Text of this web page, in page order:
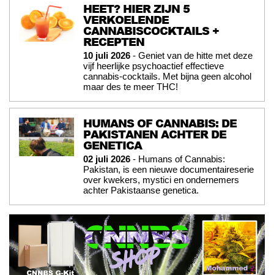
HEET? HIER ZIJN 5
VERKOELENDE
CANNABISCOCKTAILS +
RECEPTEN
10 juli 2026 - Geniet van de hitte met deze
vijf heerlijke psychoactief effectieve
cannabis-cocktails. Met bijna geen alcohol
maar des te meer THC!
HUMANS OF CANNABIS: DE
PAKISTANEN ACHTER DE
GENETICA
02 juli 2026 - Humans of Cannabis:
Pakistan, is een nieuwe documentaireserie
over kwekers, mystici en ondernemers
achter Pakistaanse genetica.